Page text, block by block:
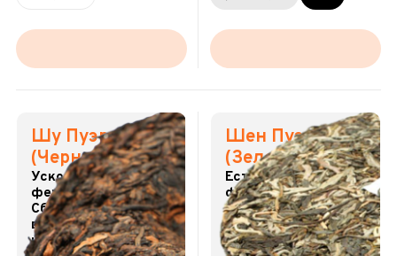
Шу Пуэр
(Черный пуэр)
Ускоренная
ферментация.
Сбалансированный
вкус. Мягкий
настой.
Шен Пуэр
(Зеленый пуэр)
Естественная
ферментация.
Вдохновляет.
Обновляет силы.
185